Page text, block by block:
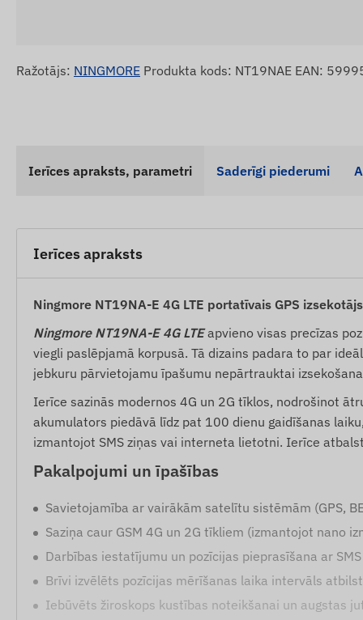
Ražotājs: NINGMORE Produkta kods: NT19NAE EAN:
Ierīces apraksts, parametri Saderīgi piederumi
Ierīces apraksts
Ningmore NT19NA-E 4G LTE portatīvais GPS
Ningmore NT19NA-E 4G LTEapvieno visas precīzas
viegli paslēpjamā korpusā. Tā dizains padara to par
jebkuru pārvietojamu īpašumu nepārtrauktai
Ierīce sazinās modernos 4G un 2G tīklos, nodrošinot
akumulators piedāvā līdz pat 100 dienu gaidīšanas
izmantojot SMS ziņas vai interneta lietotni. Ierīce
Pakalpojumi un īpašības
Savietojamība ar vairākām satelītu sistēmām (GPS,
Saziņa caur GSM 4G un 2G tīkliem (izmantojot nano
Darbības iestatījumu un pozīcijas pieprasīšana ar
Brīvi izvēlēts pozīcijas mērīšanas laika intervāls
Iebūvēts žiroskops kustības noteikšanai un augstas